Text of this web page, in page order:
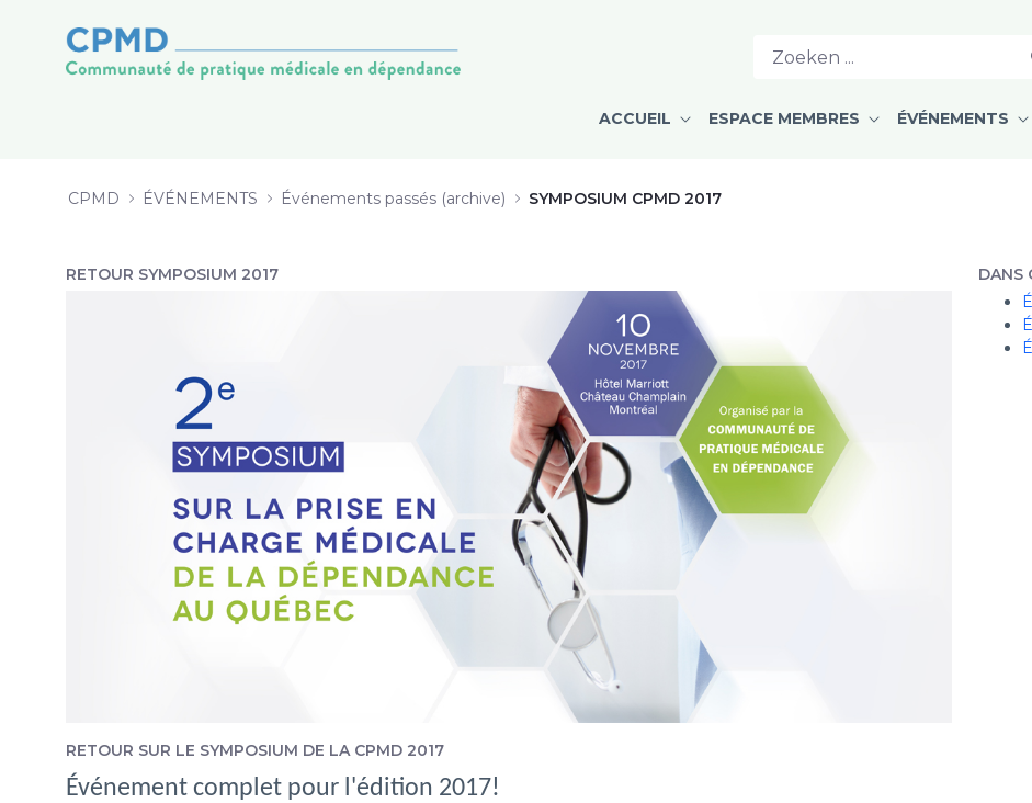
ACCUEIL ESPACE MEMBRES ÉVÉNEMENTS
CPMD ÉVÉNEMENTS Événements passés (archive) SYMPOSIUM CPMD 2017
RETOUR SYMPOSIUM 2017
RETOUR SUR LE SYMPOSIUM DE LA CPMD 2017
Événement complet pour l'édition 2017!
DANS